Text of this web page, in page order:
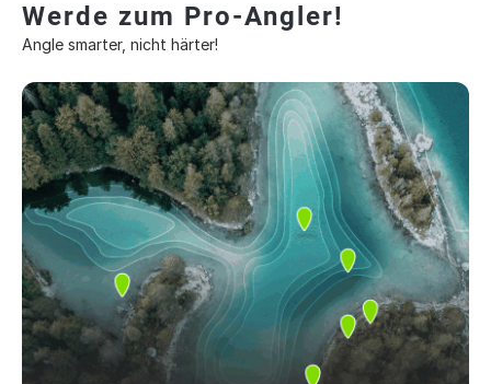
Werde zum Pro-Angler!
Angle smarter, nicht härter!